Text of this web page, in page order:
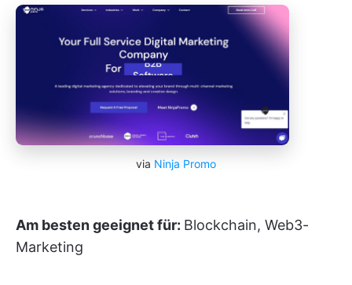
via Ninja Promo
Am besten geeignet für: Blockchain, Web3-
Marketing